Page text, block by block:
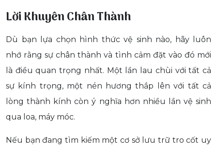
Lời Khuyên Chân Thành
Dù bạn lựa chọn hình thức vệ sinh nào, hãy luôn
nhớ rằng sự chân thành và tình cảm đặt vào đó mới
là điều quan trọng nhất. Một lần lau chùi với tất cả
sự kính trọng, một nén hương thắp lên với tất cả
lòng thành kính còn ý nghĩa hơn nhiều lần vệ sinh
qua loa, máy móc.
Nếu bạn đang tìm kiếm một cơ sở lưu trữ tro cốt uy